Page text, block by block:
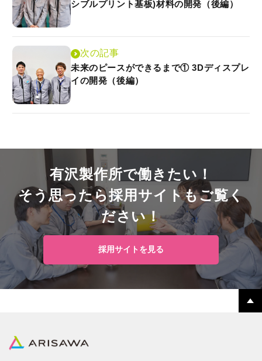
シブルプリント基板)材料の開発（後編）
次の記事
未来のピースができるまで① 3Dディスプレ
イの開発（後編）
有沢製作所で働きたい！
そう思ったら採用サイトもご覧く
ださい！
採用サイトを見る